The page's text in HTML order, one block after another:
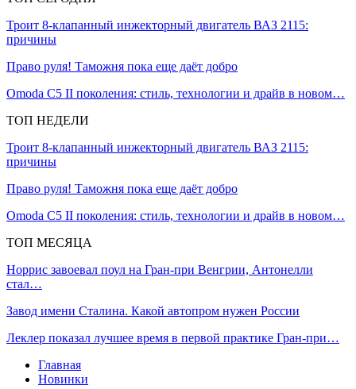
Троит 8-клапанный инжекторный двигатель ВАЗ 2115:
причины
Право руля! Таможня пока еще даёт добро
Omoda C5 II поколения: стиль, технологии и драйв в новом…
ТОП НЕДЕЛИ
Троит 8-клапанный инжекторный двигатель ВАЗ 2115:
причины
Право руля! Таможня пока еще даёт добро
Omoda C5 II поколения: стиль, технологии и драйв в новом…
ТОП МЕСЯЦА
Норрис завоевал поул на Гран‑при Венгрии, Антонелли
стал…
Завод имени Сталина. Какой автопром нужен России
Леклер показал лучшее время в первой практике Гран‑при…
Главная
Новинки